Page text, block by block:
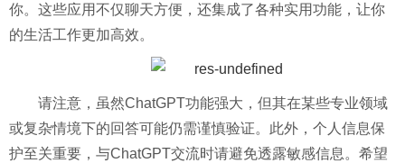
你。这些应用不仅聊天方便，还集成了各种实用功能，让你
的生活工作更加高效。
请注意，虽然ChatGPT功能强大，但其在某些专业领域
或复杂情境下的回答可能仍需谨慎验证。此外，个人信息保
护至关重要，与ChatGPT交流时请避免透露敏感信息。希望